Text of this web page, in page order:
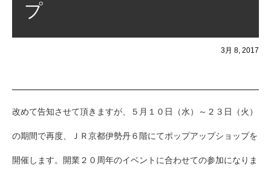
プ
3月 8, 2017
改めて告知させて頂きますが、５月１０日（水）～２３日（火）
の期間で再度、ＪＲ京都伊勢丹６階にてポップアップショップを
開催します。開業２０周年のイベントに合わせての参加になりま